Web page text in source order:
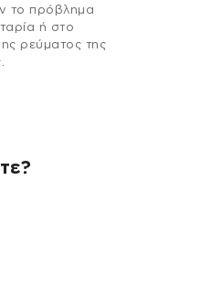
το πρόβλημα
ή στο
ρεύματος της